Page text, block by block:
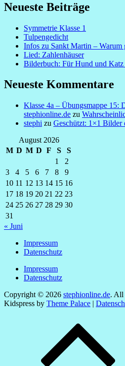
Neueste Beiträge
Symmetrie Klasse 1
Tulpengedicht
Infos zu Sankt Martin – Warum
Lied: Zahlenhäuser
Bilderbuch: Für Hund und Katz
Neueste Kommentare
Klasse 4a – Übungsmappe 15:
stephionline.de zu
stephi zu Geschützt: 1×1 Bilder
August 2026
M D M D F S
S
1
2
3
4 5 6 7 8
9
10 11 12 13 14 15 16
17 18 19 20 21 22 23
24 25 26 27 28 29 30
31
« Juni
Impressum
Datenschutz
Impressum
Datenschutz
Copyright © 2026 stephionline.de. All
Kidspress by Theme Palace |